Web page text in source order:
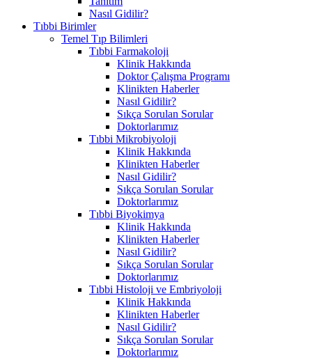
Nasıl Gidilir?
Tıbbi Birimler
Temel Tıp Bilimleri
Tıbbi Farmakoloji
Klinik Hakkında
Doktor Çalışma Programı
Klinikten Haberler
Nasıl Gidilir?
Sıkça Sorulan Sorular
Doktorlarımız
Tıbbi Mikrobiyoloji
Klinik Hakkında
Klinikten Haberler
Nasıl Gidilir?
Sıkça Sorulan Sorular
Doktorlarımız
Tıbbi Biyokimya
Klinik Hakkında
Klinikten Haberler
Nasıl Gidilir?
Sıkça Sorulan Sorular
Doktorlarımız
Tıbbi Histoloji ve Embriyoloji
Klinik Hakkında
Klinikten Haberler
Nasıl Gidilir?
Sıkça Sorulan Sorular
Doktorlarımız